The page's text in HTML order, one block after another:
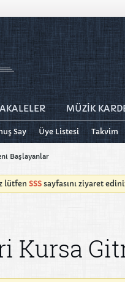
MÜZİK
Say Üye Listesi Takvim
Başlayanlar
lütfen SSS sayfasını ziyaret
Kursa